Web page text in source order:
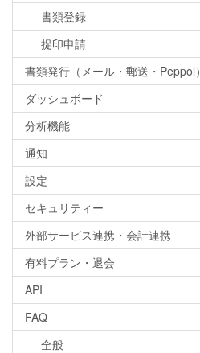
書類登録
捉印申請
書類発行（メール・郵送・Peppol）
ダッシュボード
分析機能
通知
設定
セキュリティー
外部サービス連携・会計連携
有料プラン・退会
API
FAQ
全般